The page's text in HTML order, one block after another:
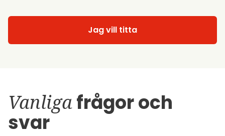
Jag vill titta
Vanligafrågor och
svar